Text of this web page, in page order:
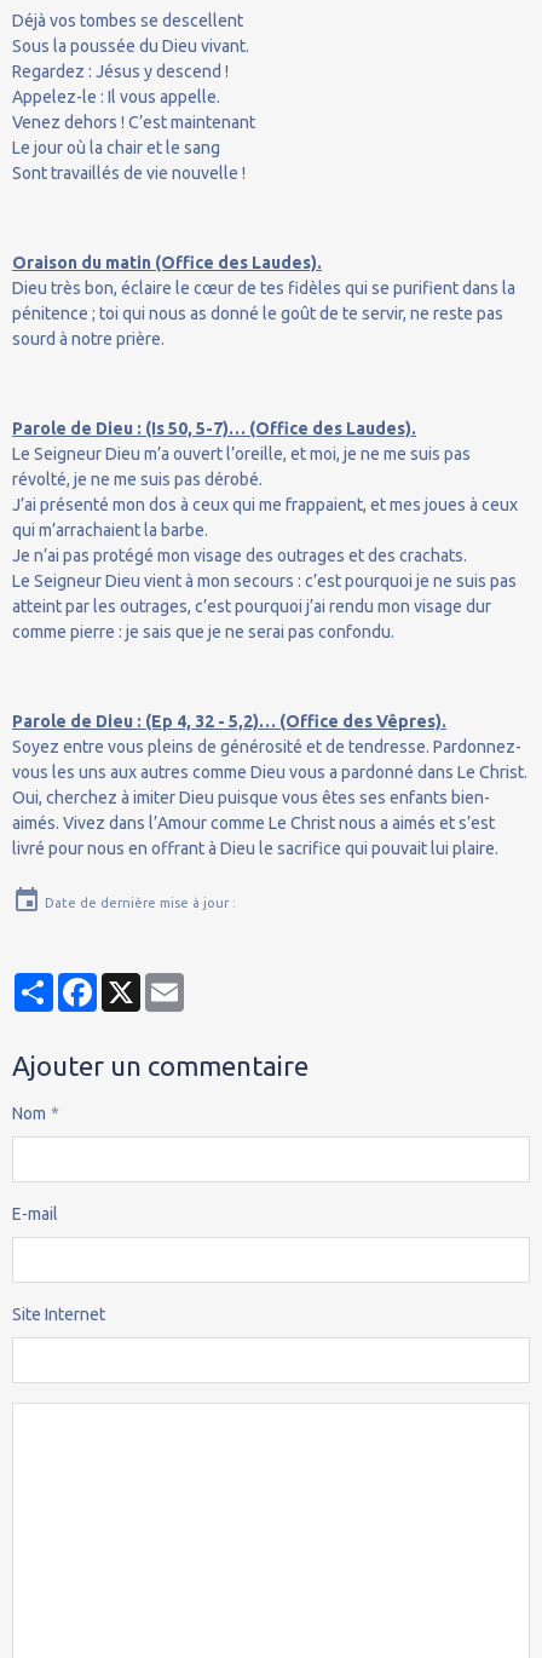
Déjà vos tombes se descellent
Sous la poussée du Dieu vivant.
Regardez : Jésus y descend !
Appelez-le : Il vous appelle.
Venez dehors ! C’est maintenant
Le jour où la chair et le sang
Sont travaillés de vie nouvelle !
Oraison du matin (Office des Laudes).
Dieu très bon, éclaire le cœur de tes fidèles qui se purifient dans la
pénitence ; toi qui nous as donné le goût de te servir, ne reste pas
sourd à notre prière.
Parole de Dieu : (Is 50, 5-7)… (Office des Laudes).
Le Seigneur Dieu m’a ouvert l’oreille, et moi, je ne me suis pas
révolté, je ne me suis pas dérobé.
J’ai présenté mon dos à ceux qui me frappaient, et mes joues à ceux
qui m’arrachaient la barbe.
Je n’ai pas protégé mon visage des outrages et des crachats.
Le Seigneur Dieu vient à mon secours : c’est pourquoi je ne suis pas
atteint par les outrages, c’est pourquoi j’ai rendu mon visage dur
comme pierre : je sais que je ne serai pas confondu.
Parole de Dieu : (Ep 4, 32 - 5,2)… (Office des Vêpres).
Soyez entre vous pleins de générosité et de tendresse. Pardonnez-
vous les uns aux autres comme Dieu vous a pardonné dans Le Christ.
Oui, cherchez à imiter Dieu puisque vous êtes ses enfants bien-
aimés. Vivez dans l’Amour comme Le Christ nous a aimés et s’est
livré pour nous en offrant à Dieu le sacrifice qui pouvait lui plaire.
Date de dernière mise à jour :
PartagerFacebook
X
Ajouter un commentaire
Nom
E-mail
Site Internet